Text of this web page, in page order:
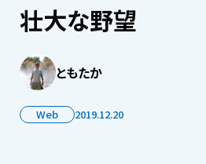
壮大な野望
ともたか
Web 2019.12.20